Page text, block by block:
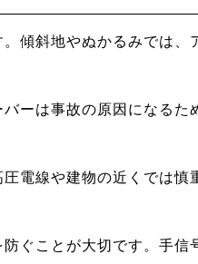
傾斜地やぬかるみでは、
ーは事故の原因になるた
電線や建物の近くでは慎
ぐことが大切です。手信